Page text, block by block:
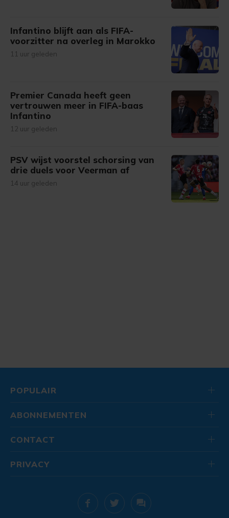
Infantino blijft aan als FIFA-
voorzitter na overleg in Marokko
11 uur geleden
Premier Canada heeft geen
vertrouwen meer in FIFA-baas
Infantino
12 uur geleden
PSV wijst voorstel schorsing van
drie duels voor Veerman af
14 uur geleden
POPULAIR
ABONNEMENTEN
CONTACT
PRIVACY